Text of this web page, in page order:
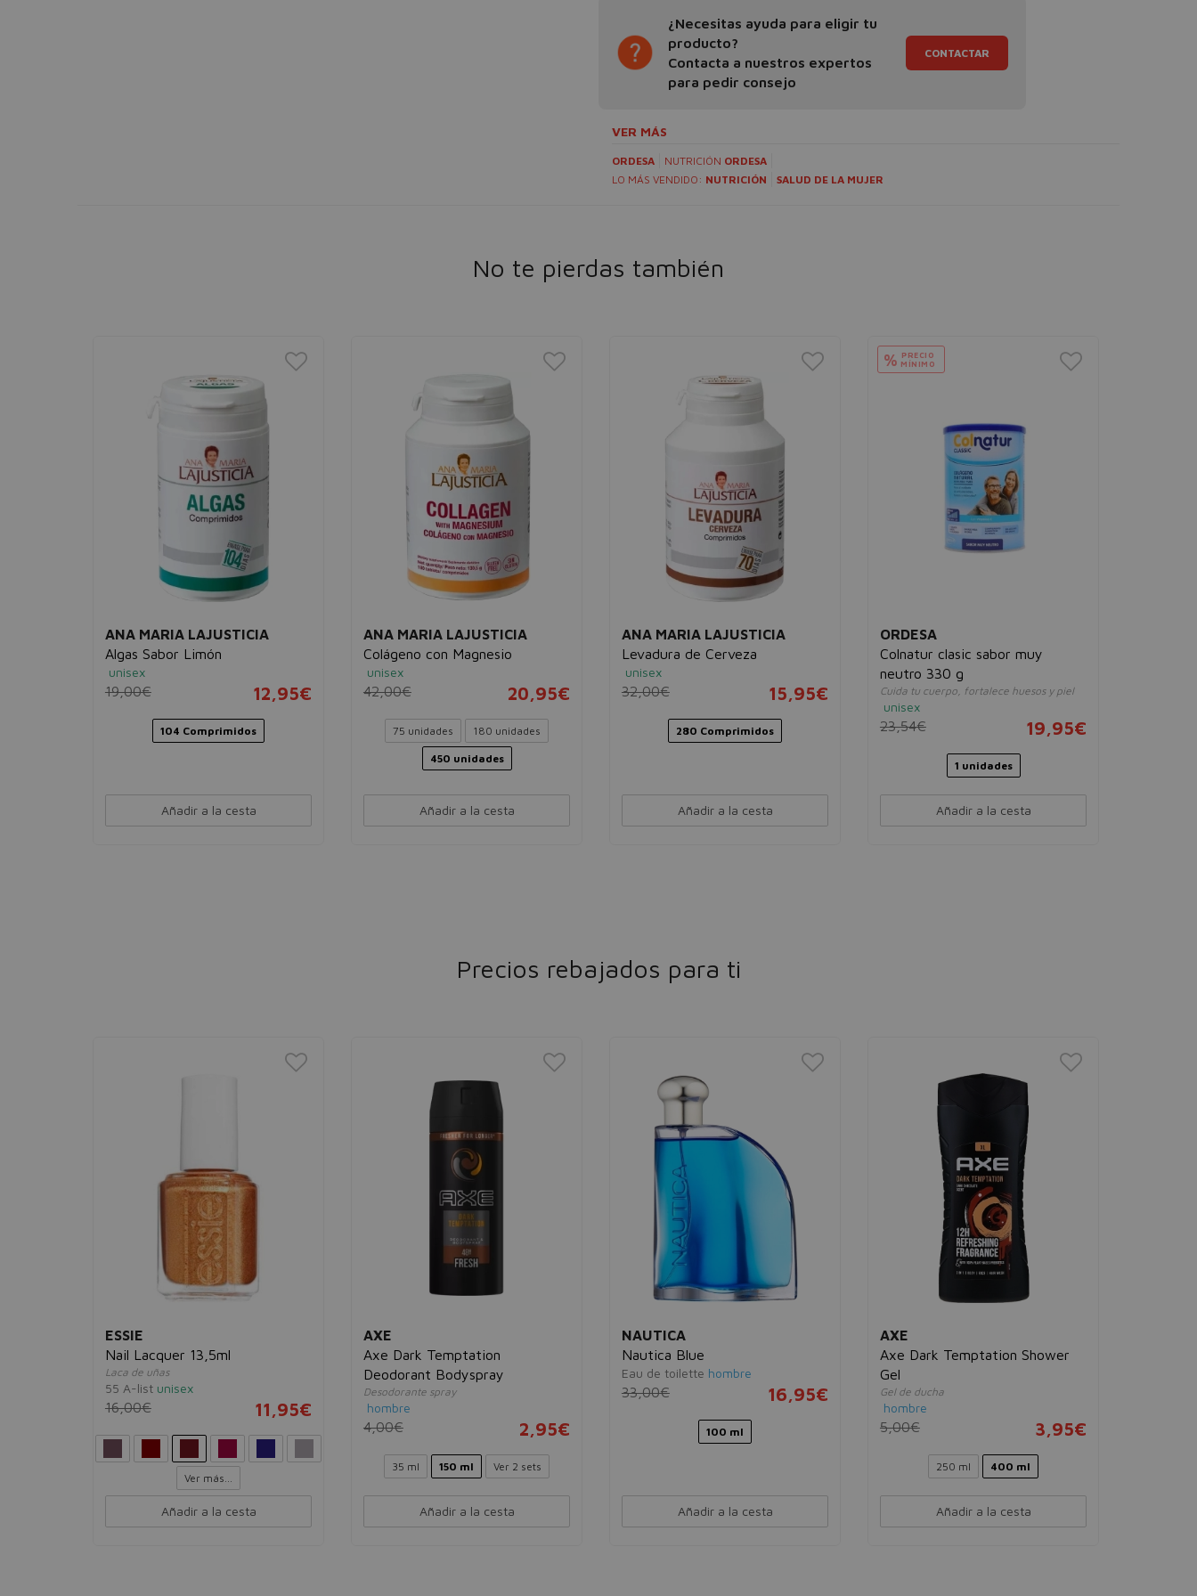
¿Necesitas ayuda para eligir tu
producto?
Contacta a nuestros expertos
para pedir consejo
CONTACTAR
VER MÁS
ORDESA NUTRICIÓN ORDESA
LO MÁS VENDIDO: NUTRICIÓN SALUD DE LA MUJER
No te pierdas también
ANA MARIA LAJUSTICIA
Algas Sabor Limón
unisex
19,00€ 12,95€
104 Comprimidos
Añadir a la cesta
ANA MARIA LAJUSTICIA
Colágeno con Magnesio
unisex
42,00€ 20,95€
75 unidades 180 unidades
450 unidades
Añadir a la cesta
ANA MARIA LAJUSTICIA
Levadura de Cerveza
unisex
32,00€ 15,95€
280 Comprimidos
Añadir a la cesta
% PRECIO
MÍNIMO
ORDESA
Colnatur clasic sabor muy
neutro 330 g
Cuida tu cuerpo, fortalece huesos y piel
unisex
23,54€ 19,95€
1 unidades
Añadir a la cesta
Precios rebajados para ti
ESSIE
Nail Lacquer 13,5ml
Laca de uñas
55 A-list unisex
16,00€ 11,95€
Ver más...
Añadir a la cesta
AXE
Axe Dark Temptation
Deodorant Bodyspray
Desodorante spray
hombre
4,00€ 2,95€
35 ml 150 ml Ver 2 sets
Añadir a la cesta
NAUTICA
Nautica Blue
Eau de toilette hombre
33,00€ 16,95€
100 ml
Añadir a la cesta
AXE
Axe Dark Temptation Shower
Gel
Gel de ducha
hombre
5,00€ 3,95€
250 ml 400 ml
Añadir a la cesta